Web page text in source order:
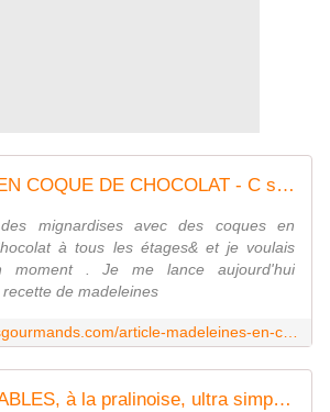
MADELEINES EN COQUE DE CHOCOLAT - C secrets gourmands!! Blog de cuisine, recettes faciles, à préparer à l'avance, ...
mignardises avec des coques en
à tous les étages& et je voulais
moment . Je me lance aujourd'hui
de madeleines
ROSES DES SABLES, à la pralinoise, ultra simples, ultra bonnes!! - C secrets gourmands!! Blog de cuisine, recettes faciles, à préparer à l'avance, ...